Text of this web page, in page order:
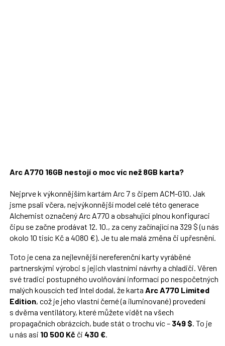
Arc A770 16GB nestojí o moc víc než 8GB karta?
Nejprve k výkonnějším kartám Arc 7 s čipem ACM-G10. Jak
jsme psali včera, nejvýkonnější model celé této generace
Alchemist označený Arc A770 a obsahující plnou konfiguraci
čipu se začne prodávat 12. 10., za ceny začínající na 329 $ (u nás
okolo 10 tisíc Kč a 4080 €). Je tu ale malá změna či upřesnění.
Toto je cena za nejlevnější nereferenční karty vyráběné
partnerskými výrobci s jejich vlastními návrhy a chladiči. Věren
své tradici postupného uvolňování informací po nespočetných
malých kouscích teď Intel dodal, že karta Arc A770 Limited
Edition, což je jeho vlastní černé (a iluminované) provedení
s dvěma ventilátory, které můžete vidět na všech
propagačních obrázcích, bude stát o trochu víc – 349 $. To je
u nás asi 10 500 Kč či 430 €.